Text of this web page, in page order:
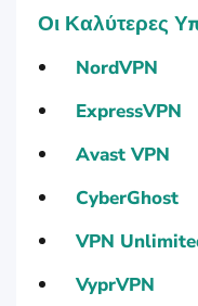
Οι Καλύτερες
NordVPN
ExpressVPN
Avast VPN
CyberGhost
VPN
VyprVPN